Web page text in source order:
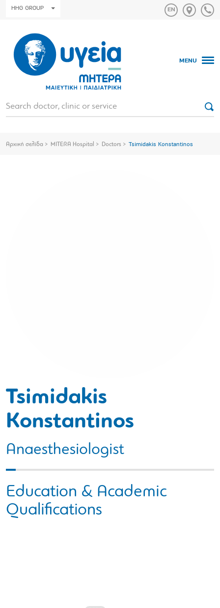
HHG GROUP
MENU
Αρχική σελίδα MITERA Hospital Doctors Tsimidakis Konstantinos
Tsimidakis
Konstantinos
Anaesthesiologist
Education & Academic
Qualifications